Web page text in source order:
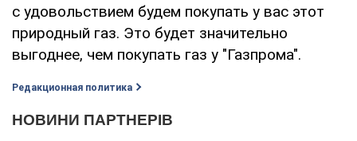
с удовольствием будем покупать у вас этот
природный газ. Это будет значительно
выгоднее, чем покупать газ у "Газпрома".
Редакционная политика